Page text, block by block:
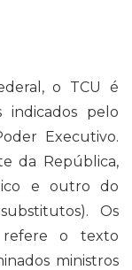
o TCU
é
indicados pelo
Executivo.
da República,
e outro do
Os
refere o texto
ministros